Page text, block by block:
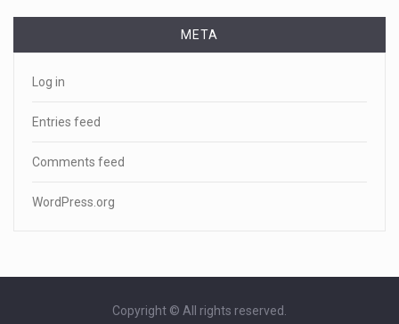
META
Log in
Entries feed
Comments feed
WordPress.org
Copyright © All rights reserved.